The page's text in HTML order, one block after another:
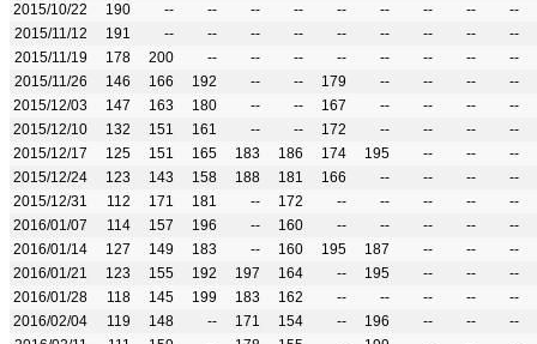
2015/10/22
190 -- -- -- -- -- -- -- --
--
2015/11/12
191 -- -- -- -- -- -- -- --
--
2015/11/19
178 200 -- -- -- -- -- -- --
--
2015/11/26
146 166 192 -- -- 179 -- -- --
--
2015/12/03
147 163 180 -- -- 167 -- -- --
--
2015/12/10
132 151 161 -- -- 172 -- -- --
--
2015/12/17
125 151 165 183 186 174 195 -- --
--
2015/12/24
123 143 158 188 181 166 -- -- --
--
2015/12/31
112 171 181 -- 172 -- -- -- --
--
2016/01/07
114 157 196 -- 160 -- -- -- --
--
2016/01/14
127 149 183 -- 160 195 187 -- --
--
2016/01/21
123 155 192 197 164 -- 195 -- --
--
2016/01/28
118 145 199 183 162 -- -- -- --
--
2016/02/04
119 148 -- 171 154 -- 196 -- --
--